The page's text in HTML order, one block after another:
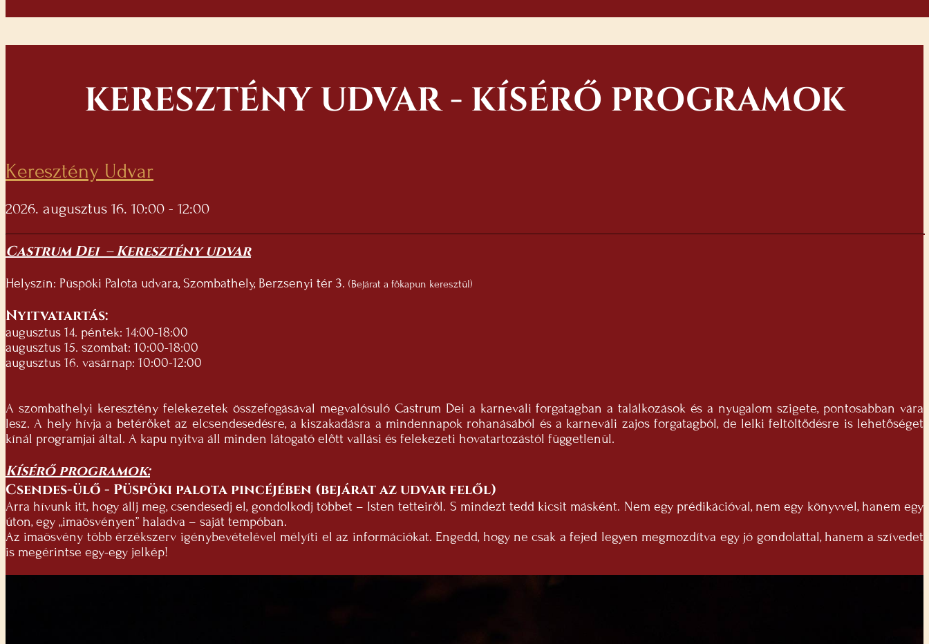
KERESZTÉNY UDVAR - KÍSÉRŐ PROGRAMOK
Keresztény Udvar
2026. augusztus 16. 10:00 - 12:00
Castrum Dei – Keresztény udvar
Helyszín: Püspöki Palota udvara, Szombathely, Berzsenyi tér 3. (Bejárat a főkapun keresztül)
Nyitvatartás:
augusztus 14. péntek: 14:00-18:00
augusztus 15. szombat: 10:00-18:00
augusztus 16. vasárnap: 10:00-12:00
A szombathelyi keresztény felekezetek összefogásával megvalósuló Castrum Dei a karneváli forgatagban a találkozások és a nyugalom szigete, pontosabban vára
lesz. A hely hívja a betérőket az elcsendesedésre, a kiszakadásra a mindennapok rohanásából és a karneváli zajos forgatagból, de lelki feltöltődésre is lehetőséget
kínál programjai által. A kapu nyitva áll minden látogató előtt vallási és felekezeti hovatartozástól függetlenül.
Kísérő programok:
Csendes-ülő - Püspöki palota pincéjében (bejárat az udvar felől)
Arra hívunk itt, hogy állj meg, csendesedj el, gondolkodj többet – Isten tetteiről. S mindezt tedd kicsit másként. Nem egy prédikációval, nem egy könyvvel, hanem egy
úton, egy „imaösvényen” haladva – saját tempóban.
Az imaösvény több érzékszerv igénybevételével mélyíti el az információkat. Engedd, hogy ne csak a fejed legyen megmozdítva egy jó gondolattal, hanem a szívedet
is megérintse egy-egy jelkép!